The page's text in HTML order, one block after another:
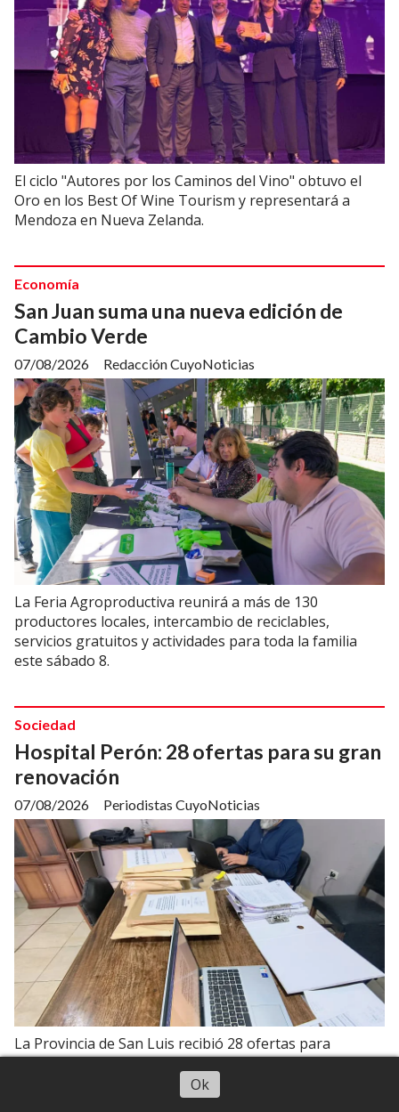
El ciclo "Autores por los Caminos del Vino" obtuvo el
Oro en los Best Of Wine Tourism y representará a
Mendoza en Nueva Zelanda.
San Juan suma una nueva edición de
Cambio Verde
Redacción CuyoNoticias
Economía
07/08/2026
La Feria Agroproductiva reunirá a más de 130
productores locales, intercambio de reciclables,
servicios gratuitos y actividades para toda la familia
este sábado 8.
Hospital Perón: 28 ofertas para su gran
renovación
Periodistas CuyoNoticias
Sociedad
07/08/2026
La Provincia de San Luis recibió 28 ofertas para
adquirir equipamiento por más de $3.465 millones. La
compra cubrirá cerca del 90% de las necesidades del
Ok